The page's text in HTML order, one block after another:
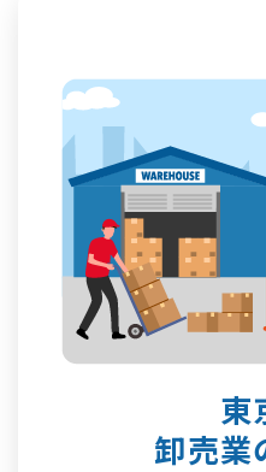
東
卸売業